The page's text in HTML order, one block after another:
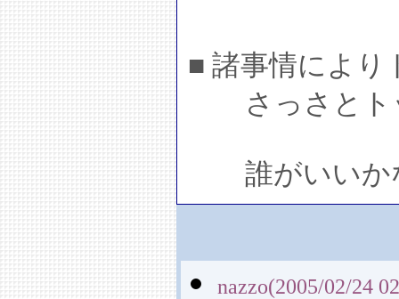
■ 諸事情により
さっさとト
誰がいいか
nazzo(2005/02/24